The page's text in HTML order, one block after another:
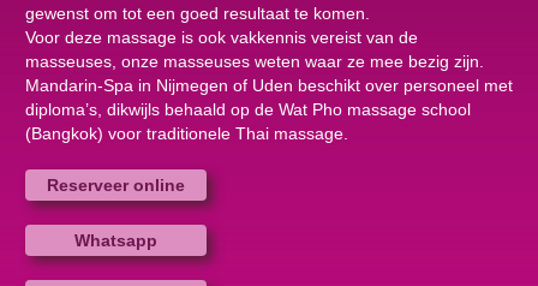
gewenst om tot een goed resultaat te komen.
Voor deze massage is ook vakkennis vereist van de
masseuses, onze masseuses weten waar ze mee bezig zijn.
Mandarin-Spa in Nijmegen of Uden beschikt over personeel met
diploma’s, dikwijls behaald op de Wat Pho massage school
(Bangkok) voor traditionele Thai massage.
Reserveer online
Whatsapp